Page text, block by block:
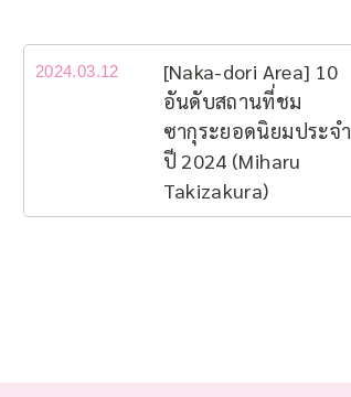
2024.03.12
[Naka-dori Area] 10
อันดับสถานที่ชม
ซากุระยอดนิยม​ประจำ
ปี 2024 (Miharu
Takizakura)